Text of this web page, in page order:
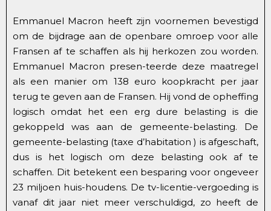
Emmanuel Macron heeft zijn voornemen bevestigd
om de bijdrage aan de openbare omroep voor alle
Fransen af te schaffen als hij herkozen zou worden.
Emmanuel Macron presen-teerde deze maatregel
als een manier om 138 euro koopkracht per jaar
terug te geven aan de Fransen. Hij vond de opheffing
logisch omdat het een erg dure belasting is die
gekoppeld was aan de gemeente-belasting. De
gemeente-belasting (taxe d’habitation ) is afgeschaft,
dus is het logisch om deze belasting ook af te
schaffen. Dit betekent een besparing voor ongeveer
23 miljoen huis-houdens. De tv-licentie-vergoeding is
vanaf dit jaar niet meer verschuldigd, zo heeft de